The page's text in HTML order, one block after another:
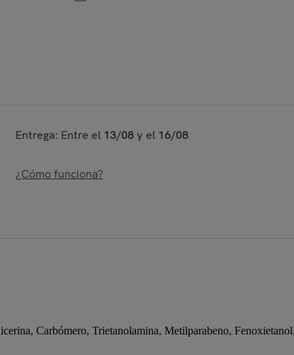
Entrega: Entre el 13/08y el 16/08
¿Cómo funciona?
Carbómero, Trietanolamina, Metilparabeno,